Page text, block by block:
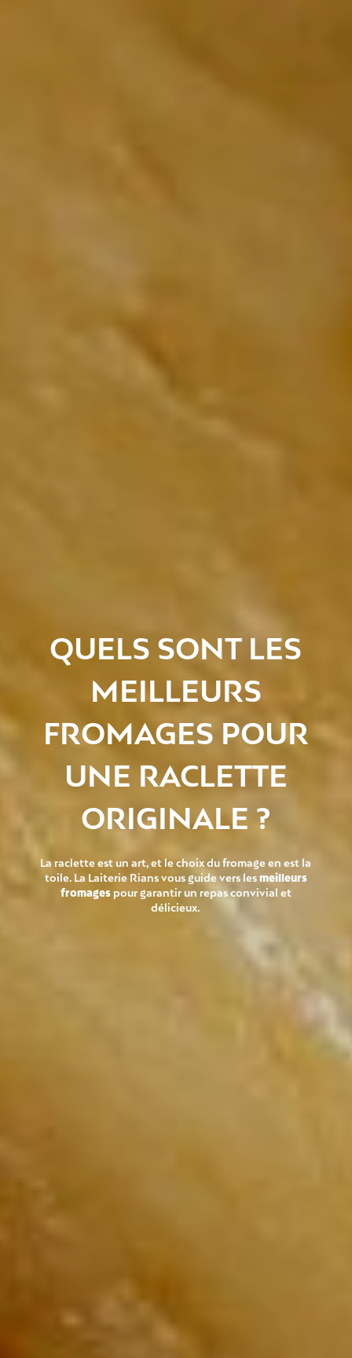
QUELS SONT LES
MEILLEURS
FROMAGES POUR
UNE RACLETTE
ORIGINALE ?
La raclette est un art, et le choix du fromage en est la
toile. La Laiterie Rians vous guide vers lesmeilleurs
fromagespour garantir un repas convivial et
délicieux.